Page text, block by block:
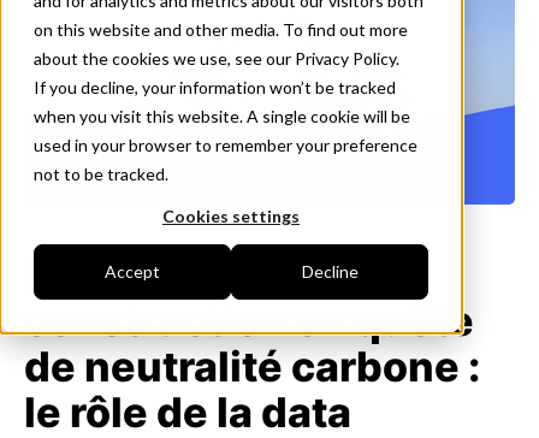
on this website and other media. To find out more
about the cookies we use, see our Privacy Policy.
If you decline, your information won’t be tracked
when you visit this website. A single cookie will be
used in your browser to remember your preference
not to be tracked.
Cookies settings
Accept Decline
Le secteur de la
construction en quête
de neutralité carbone :
le rôle de la data